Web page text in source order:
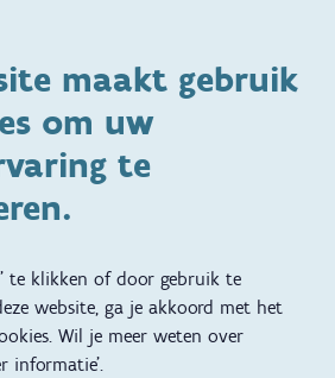
maakt gebruik
om uw
te
te klikken of door gebruik te
website, ga je akkoord met het
Wil je meer weten over
informatie'.
Gezinsleven
Adoptie
Kinderwens
Vertalingen